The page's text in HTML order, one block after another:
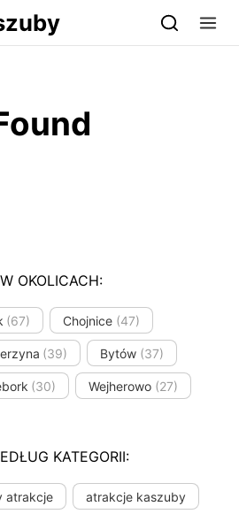
OKOLICACH:
(67) Chojnice (47)
(39) Bytów (37)
(30) Wejherowo (27)
KATEGORII:
atrakcje atrakcje kaszuby